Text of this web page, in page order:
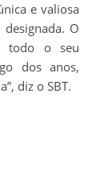
e valiosa
O
todo o seu
dos anos,
diz o SBT.